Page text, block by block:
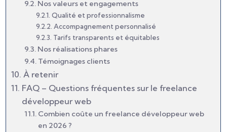
Nos valeurs et engagements
Qualité et professionnalisme
Accompagnement personnalisé
Tarifs transparents et équitables
Nos réalisations phares
Témoignages clients
À retenir
FAQ – Questions fréquentes sur le freelance
développeur web
Combien coûte un freelance développeur web
en 2026 ?